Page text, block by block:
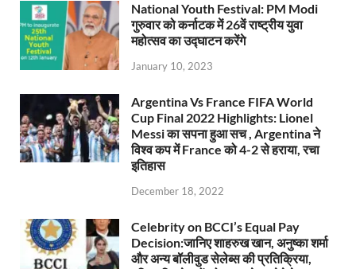
National Youth Festival: PM Modi
गुरुवार को कर्नाटक में 26वें राष्ट्रीय युवा
महोत्सव का उद्घाटन करेंगे
January 10, 2023
Argentina Vs France FIFA World
Cup Final 2022 Highlights: Lionel
Messi का सपना हुआ सच , Argentina ने
विश्व कप में France को 4-2 से हराया, रचा
इतिहास
December 18, 2022
Celebrity on BCCI’s Equal Pay
Decision:जानिए शाहरुख खान, अनुष्का शर्मा
और अन्य बॉलीवुड सेलेब्स की प्रतिक्रिया,